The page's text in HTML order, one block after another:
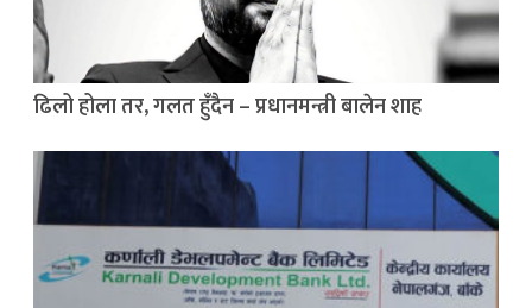
ढिलो होला तर, गलत हुँदैन – प्रधानमन्त्री बालेन शाह